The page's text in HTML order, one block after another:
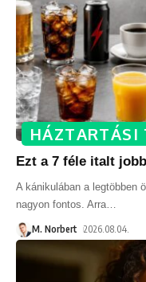
HÁZTARTÁSI
Ezt a 7 féle italt
A kánikulában a legtöbben
nagyon fontos. Arra
M. Norbert 2026.08.04.